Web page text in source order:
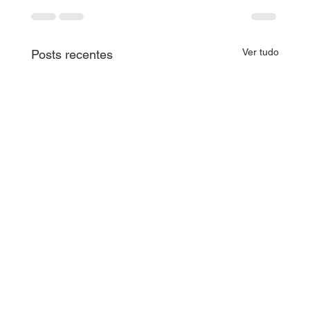
Posts recentes Ver tudo